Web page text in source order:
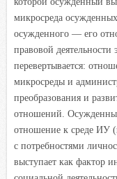
микросреда
осужденного — его
правовой
перевертывается:
микросреды и
преобразования и
отношений.
отношение к среде ИУ
с потребностями
выступает как фактор